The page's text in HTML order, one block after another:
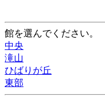
館を選んでください。
中央
滝山
ひばりが丘
東部